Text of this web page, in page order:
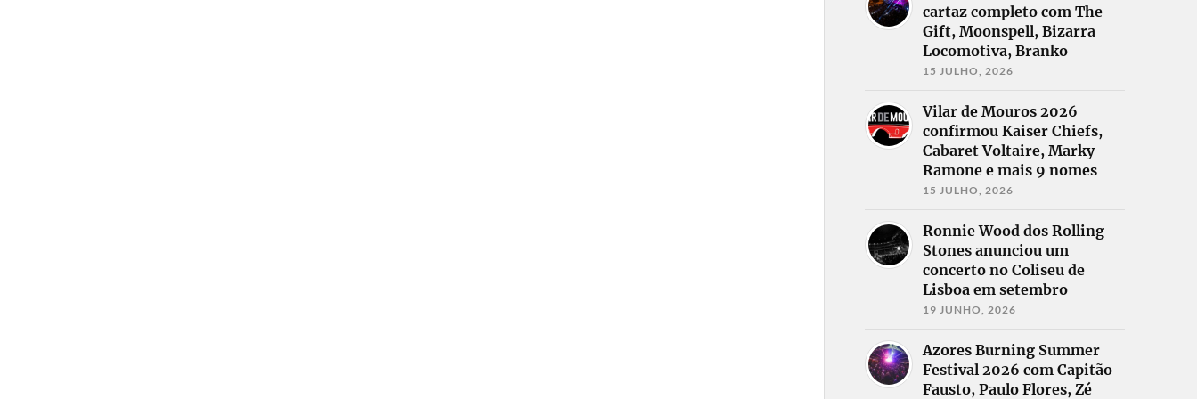
cartaz completo com The
Gift, Moonspell, Bizarra
Locomotiva, Branko
15 JULHO, 2026
Vilar de Mouros 2026
confirmou Kaiser Chiefs,
Cabaret Voltaire, Marky
Ramone e mais 9 nomes
15 JULHO, 2026
Ronnie Wood dos Rolling
Stones anunciou um
concerto no Coliseu de
Lisboa em setembro
19 JUNHO, 2026
Azores Burning Summer
Festival 2026 com Capitão
Fausto, Paulo Flores, Zé